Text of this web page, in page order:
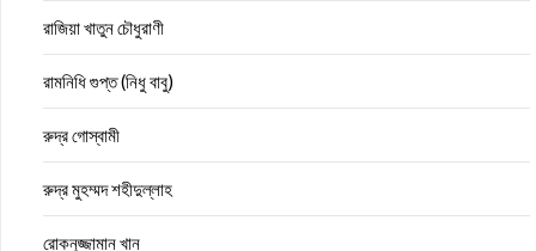
রাজিয়া খাতুন চৌধুরাণী
রামনিধি গুপ্ত (নিধু বাবু)
রুদ্র গোস্বামী
রুদ্র মুহম্মদ শহীদুল্লাহ
রোকনুজ্জামান খান